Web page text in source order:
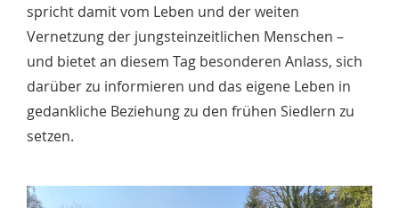
spricht damit vom Leben und der weiten
Vernetzung der jungsteinzeitlichen Menschen –
und bietet an diesem Tag besonderen Anlass, sich
darüber zu informieren und das eigene Leben in
gedankliche Beziehung zu den frühen Siedlern zu
setzen.